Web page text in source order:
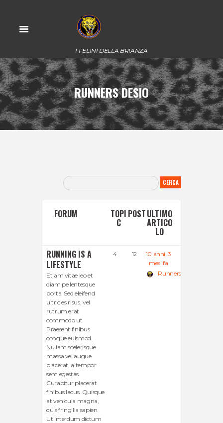
I FELINI DELLA BRIANZA
RUNNERS DESIO
FORUM TOPI
C
POSTULTIMO
ARTICO
LO
RUNNING IS A
LIFESTYLE
Etiam vitae leo et
diam pellentesque
porta. Sed eleifend
ultricies risus, vel
rutrum erat
commodo ut.
Praesent finibus
congue euismod.
Nullam scelerisque
massa vel augue
placerat, a tempor
sem egestas.
Curabitur placerat
finibus lacus. Quisque
at vehicula magna,
quis fringilla sapien.
Ut interdum dictum
4 12
10 anni, 3
mesi fa
Runners desio